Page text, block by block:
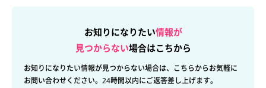
お知りになりたい情報が
見つからない場合はこちから
お知りになりたい情報が見つからない場合は、こちらからお気軽に
お問い合わせください。24時間以内にご返答差し上げます。